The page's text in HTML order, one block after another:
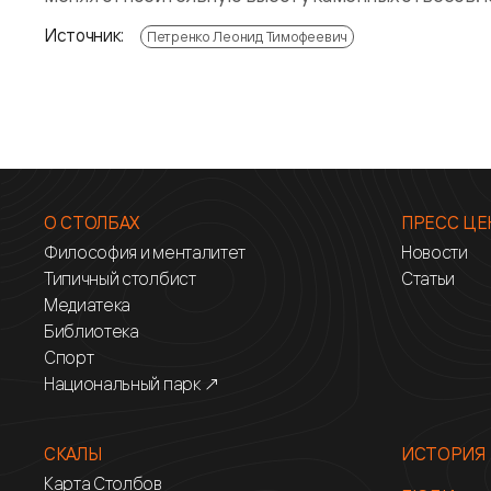
Источник: Петренко Леонид Тимофеевич
О СТОЛБАХ
Философия и менталитет
Типичный столбист
Медиатека
Библиотека
Спорт
Национальный парк ↗
ПРЕСС
Новости
Статьи
СКАЛЫ
Карта Столбов
ИСТОРИЯ